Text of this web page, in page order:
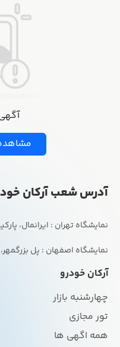
آدرس شعب آرکان
نمایشگاه اصفهان : پل
آرکان خودرو
چهارشنبه بازار
تور مجازی
همه اگهی ها